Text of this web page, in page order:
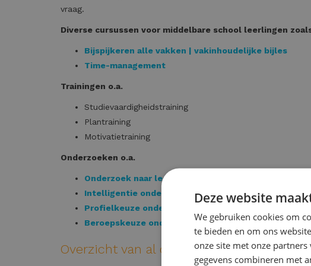
vraag.
Diverse cursussen voor middelbare school leerlingen
Bijspijkeren alle vakken | vakinhoudelijke bijles
Time-management
Trainingen o.a.
Studievaardigheidstraining
Plantraining
Motivatietraining
Onderzoeken o.a.
Onderzoek naar leerproblemen
Intelligentie onderzoek
Profielkeuze onderzoek
Beroepskeuze onderzoek
Overzicht van al onze cursussen voor
Deze website
We gebruiken cookies om
te bieden en om ons
onze site met onze
gegevens combineren met